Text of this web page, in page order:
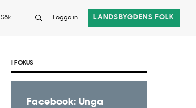
Sök Logga in LANDSBYGDENS FOLK
I FOKUS
Facebook: Unga